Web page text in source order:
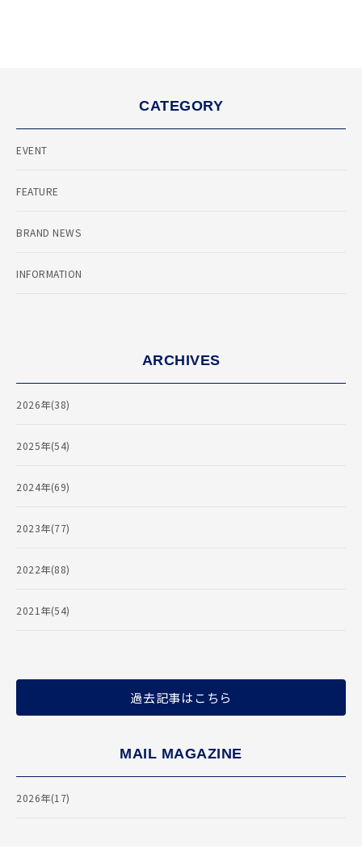
CATEGORY
EVENT
FEATURE
BRAND NEWS
INFORMATION
ARCHIVES
2026年(38)
2025年(54)
2024年(69)
2023年(77)
2022年(88)
2021年(54)
過去記事はこちら
MAIL MAGAZINE
2026年(17)